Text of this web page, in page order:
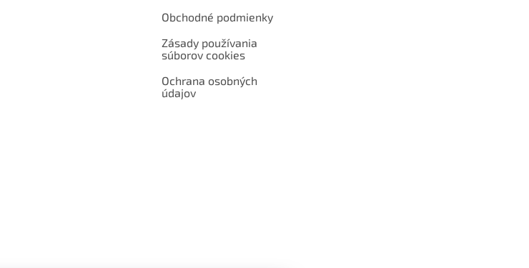
Obchodné podmienky
Zásady používania
súborov cookies
Ochrana osobných
údajov